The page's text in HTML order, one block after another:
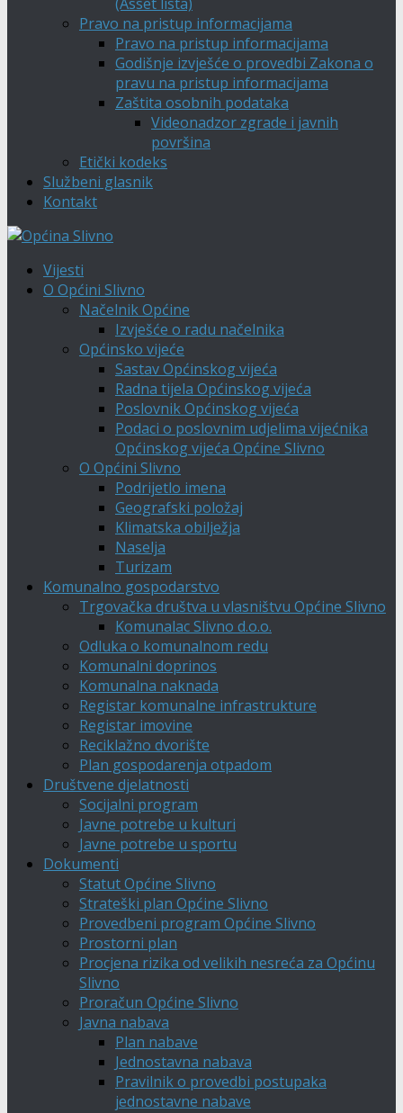
Pravo na pristup informacijama
Pravo na pristup informacijama
Godišnje izvješće o provedbi Zakona o
pravu na pristup informacijama
Zaštita osobnih podataka
Videonadzor zgrade i javnih
površina
Etički kodeks
Službeni glasnik
Kontakt
Vijesti
O Općini Slivno
Načelnik Općine
Izvješće o radu načelnika
Općinsko vijeće
Sastav Općinskog vijeća
Radna tijela Općinskog vijeća
Poslovnik Općinskog vijeća
Podaci o poslovnim udjelima vijećnika
Općinskog vijeća Općine Slivno
O Općini Slivno
Podrijetlo imena
Geografski položaj
Klimatska obilježja
Naselja
Turizam
Komunalno gospodarstvo
Trgovačka društva u vlasništvu Općine Slivno
Komunalac Slivno d.o.o.
Odluka o komunalnom redu
Komunalni doprinos
Komunalna naknada
Registar komunalne infrastrukture
Registar imovine
Reciklažno dvorište
Plan gospodarenja otpadom
Društvene djelatnosti
Socijalni program
Javne potrebe u kulturi
Javne potrebe u sportu
Dokumenti
Statut Općine Slivno
Strateški plan Općine Slivno
Provedbeni program Općine Slivno
Prostorni plan
Procjena rizika od velikih nesreća za Općinu
Slivno
Proračun Općine Slivno
Javna nabava
Plan nabave
Jednostavna nabava
Pravilnik o provedbi postupaka
jednostavne nabave